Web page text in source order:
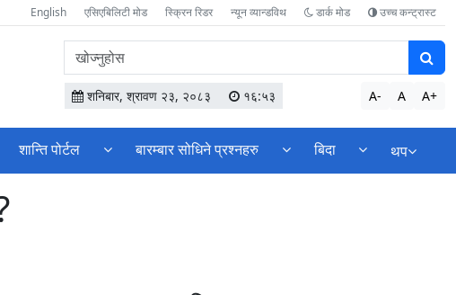
English एसिएबिलिटी मोड स्क्रिन रिडर न्यून व्यान्डविथ डार्क मोड उच्च कन्ट्रास्ट
वेबसाइटमा
सामग्री
खोज्नुहोस
शनिबार, श्रावण २३, २०८३ १६:५३ A- A A+
शान्ति पोर्टल बारम्बार सोधिने प्रश्नहरु बिदा थप